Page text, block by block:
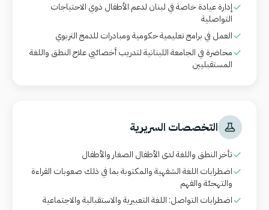
إدارة عيادة خاصة في لبنان لدعم الأطفال ذوي الاحتياجات
التواصلية
العمل في برامج تعليمية حكومية ومبادرات للدمج التربوي
محاضرة في الجامعة اللبنانية لتدريب أخصائيي علاج النطق واللغة
المستقبليين
التخصصات السريرية
تأخر النطق واللغة لدى الأطفال الصغار والأطفال
اضطرابات اللغة الشفهية والمكتوبة بما في ذلك صعوبات القراءة
والتهجئة والفهم
اضطرابات التواصل: اللغة التعبيرية والاستقبالية والاجتماعية